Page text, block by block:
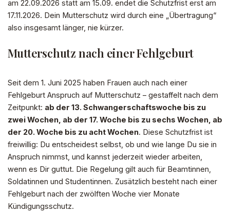
am 22.09.2026 statt am 15.09. endet die Schutzfrist erst am
17.11.2026. Dein Mutterschutz wird durch eine „Übertragung“
also insgesamt länger, nie kürzer.
Mutterschutz nach einer Fehlgeburt
Seit dem 1. Juni 2025 haben Frauen auch nach einer
Fehlgeburt Anspruch auf Mutterschutz – gestaffelt nach dem
Zeitpunkt: ab der 13. Schwangerschaftswoche bis zu
zwei Wochen, ab der 17. Woche bis zu sechs Wochen, ab
der 20. Woche bis zu acht Wochen. Diese Schutzfrist ist
freiwillig: Du entscheidest selbst, ob und wie lange Du sie in
Anspruch nimmst, und kannst jederzeit wieder arbeiten,
wenn es Dir guttut. Die Regelung gilt auch für Beamtinnen,
Soldatinnen und Studentinnen. Zusätzlich besteht nach einer
Fehlgeburt nach der zwölften Woche vier Monate
Kündigungsschutz.